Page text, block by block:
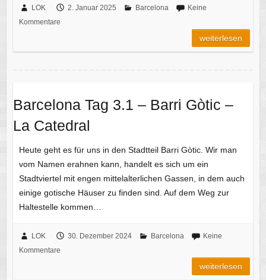
LOK 2. Januar 2025 Barcelona
Keine
Kommentare
weiterlesen
Barcelona Tag 3.1 – Barri Gòtic –
La Catedral
Heute geht es für uns in den Stadtteil Barri Gòtic. Wir man
vom Namen erahnen kann, handelt es sich um ein
Stadtviertel mit engen mittelalterlichen Gassen, in dem auch
einige gotische Häuser zu finden sind. Auf dem Weg zur
Haltestelle kommen…
LOK 30. Dezember 2024 Barcelona
Keine
Kommentare
weiterlesen